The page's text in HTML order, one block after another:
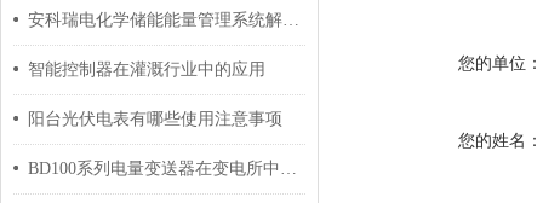
安科瑞电化学储能能量管理系统解决方案
智能控制器在灌溉行业中的应用
阳台光伏电表有哪些使用注意事项
BD100系列电量变送器在变电所中的应用
您的单位：
您的姓名：